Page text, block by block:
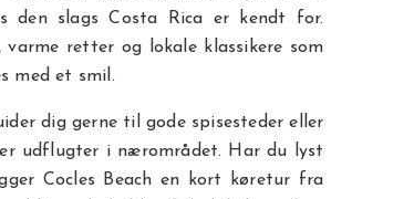
den slags Costa Rica er kendt for.
retter og lokale klassikere som
med et smil.
dig gerne til gode spisesteder eller
udflugter i nærområdet. Har du lyst
Cocles Beach en kort køretur fra